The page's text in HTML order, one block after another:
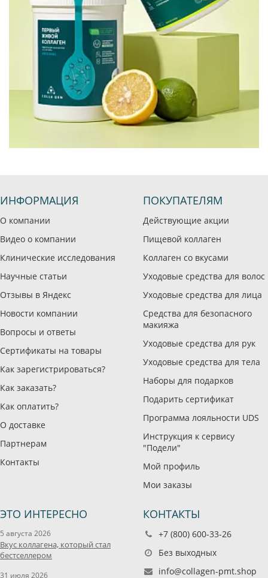
ИНФОРМАЦИЯ
О компании
Видео о компании
Клинические исследования
Научные статьи
Отзывы в Яндекс
Новости компании
Вопросы и ответы
Сертификаты на товары
Как зарегистрироваться?
Как заказать?
Как оплатить?
О доставке
Партнерам
Контакты
ПОКУПАТЕЛЯМ
Действующие акции
Пищевой коллаген
Коллаген со вкусами
Уходовые средства для волос
Уходовые средства для лица
Средства для безопасного
макияжа
Уходовые средства для рук
Уходовые средства для тела
Наборы для подарков
Подарить сертификат
Программа лояльности UDS
Инструкция к сервису
"Подели"
Мой профиль
Мои заказы
ЭТО ИНТЕРЕСНО
5 августа 2026
Вкус коллагена, который стал
бестселлером
31 июля 2026
КОНТАКТЫ
+7 (800) 600-33-26
Без выходных
info@collagen-pmt.shop